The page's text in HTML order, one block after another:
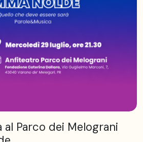
al Parco dei Melograni